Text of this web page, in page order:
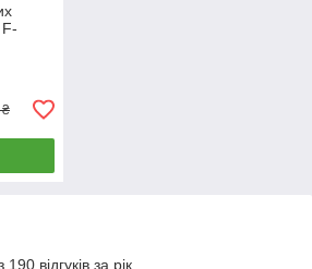
₴
відгуків за рік